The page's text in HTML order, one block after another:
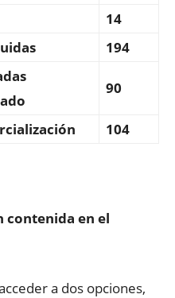
14
194
90
104
contenida en el
a dos opciones,